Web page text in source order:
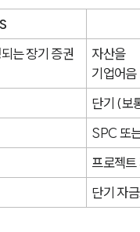
는 장기 증권
자산을
기업어음
단기 (보
SPC 또
프로젝트
단기 자